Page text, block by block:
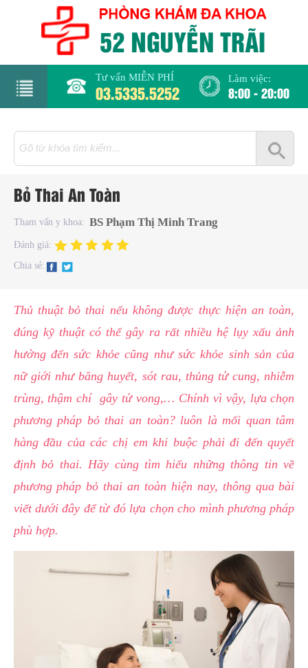
Tư vấn MIỄN PHÍ
03.5335.5252
Làm việc:
8:00 - 20:00
Bỏ Thai An Toàn
Tham vấn y khoa: BS Phạm Thị Minh Trang
Đánh giá:
Chia sẻ:
Thủ thuật bỏ thai nếu không được thực hiện an toàn,
đúng kỹ thuật có thể gây ra rất nhiều hệ lụy xấu ảnh
hưởng đến sức khỏe cũng như sức khỏe sinh sản của
nữ giới như băng huyết, sót rau, thủng tử cung, nhiễm
trùng, thậm chí gây tử vong,… Chính vì vậy, lựa chọn
phương pháp bỏ thai an toàn? luôn là mối quan tâm
hàng đầu của các chị em khi buộc phải đi đến quyết
định bỏ thai. Hãy cùng tìm hiểu những thông tin về
phương pháp bỏ thai an toàn hiện nay, thông qua bài
viết dưới đây để từ đó lựa chọn cho mình phương pháp
phù hợp.